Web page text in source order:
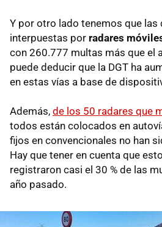
Y por otro lado tenemos que las
interpuestas por radares
con 260.777 multas más que el
puede deducir que la DGT ha
en estas vías a base de
Además, de los 50 radares que
todos están colocados en
fijos en convencionales no han
Hay que tener en cuenta que
registraron casi el 30 % de las
año pasado.